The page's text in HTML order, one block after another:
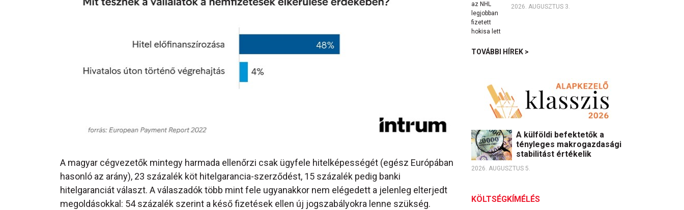
A magyar cégvezetők mintegy harmada ellenőrzi csak ügyfele hitelképességét (egész Európában
hasonló az arány), 23 százalék köt hitelgarancia-szerződést, 15 százalék pedig banki
hitelgaranciát választ. A válaszadók több mint fele ugyanakkor nem elégedett a jelenleg elterjedt
megoldásokkal: 54 százalék szerint a késő fizetések ellen új jogszabályokra lenne szükség.
2026. AUGUSZTUS 3.
TOVÁBBI HÍREK >
A külföldi befektetők a
tényleges makrogazdasági
stabilitást értékelik
2026. AUGUSZTUS 5.
KÖLTSÉGKÍMÉLÉS